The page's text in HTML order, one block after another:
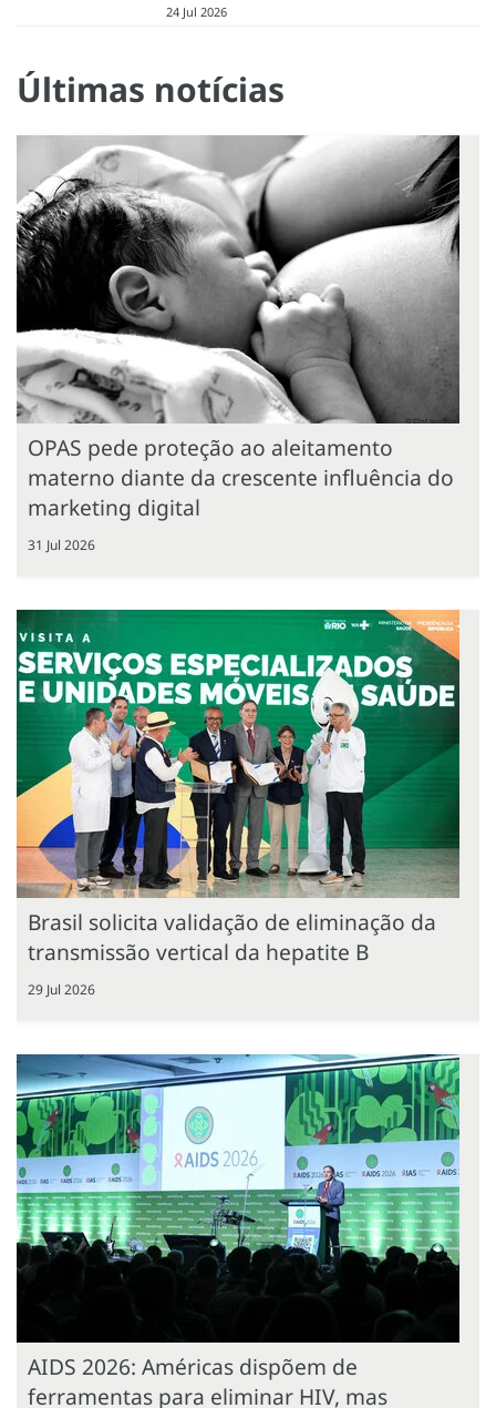
24 Jul 2026
Últimas notícias
OPAS pede proteção ao aleitamento
materno diante da crescente influência do
marketing digital
31 Jul 2026
Brasil solicita validação de eliminação da
transmissão vertical da hepatite B
29 Jul 2026
AIDS 2026: Américas dispõem de
ferramentas para eliminar HIV, mas